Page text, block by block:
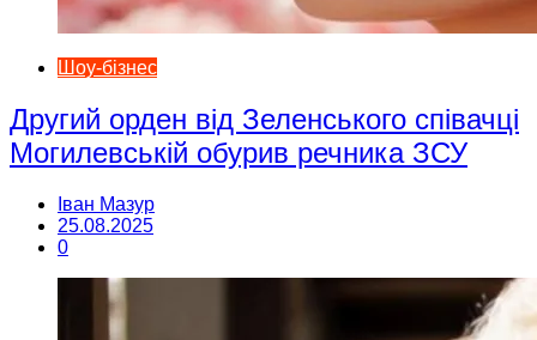
Шоу-бізнес
Другий орден від Зеленського співачці
Могилевській обурив речника ЗСУ
Іван Мазур
25.08.2025
0